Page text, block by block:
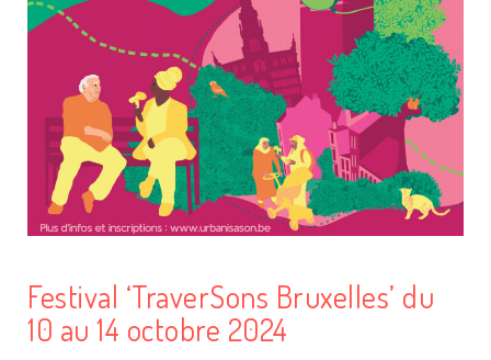
Festival ‘TraverSons Bruxelles’ du
10 au 14 octobre 2024